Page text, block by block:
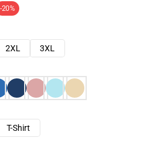
-20%
2XL
3XL
T-Shirt